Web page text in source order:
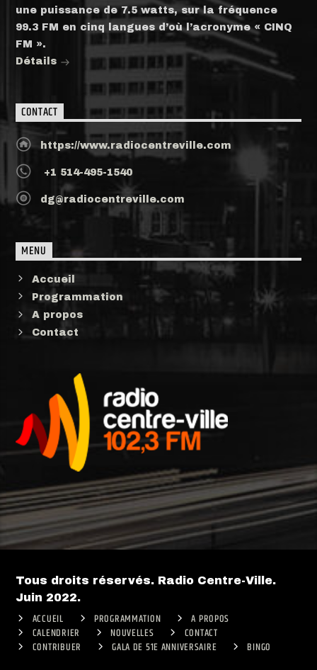
une puissance de 7.5 watts, sur la fréquence
99.3 FM en cinq langues d’où l’acronyme « CINQ
FM ».
Détails
CONTACT
https://www.radiocentreville.com
+1 514-495-1540
dg@radiocentreville.com
MENU
Accueil
Programmation
A propos
Contact
Tous droits réservés. Radio Centre-Ville.
Juin 2022.
ACCUEIL PROGRAMMATION
A PROPOS
CALENDRIER
NOUVELLES
CONTACT
CONTRIBUER
GALA DE 51E ANNIVERSAIRE BINGO